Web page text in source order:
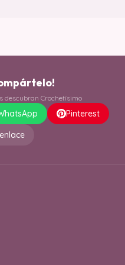
descubran Crochetísimo
Pinterest